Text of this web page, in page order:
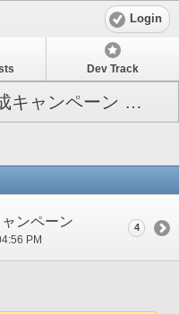
Login
Dev Track
春寒料峭でも元気に育成キャンペーン (2021年2月)
ンペーン
PM
4